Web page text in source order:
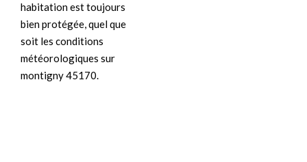
habitation est toujours
bien protégée, quel que
soit les conditions
météorologiques sur
montigny 45170.